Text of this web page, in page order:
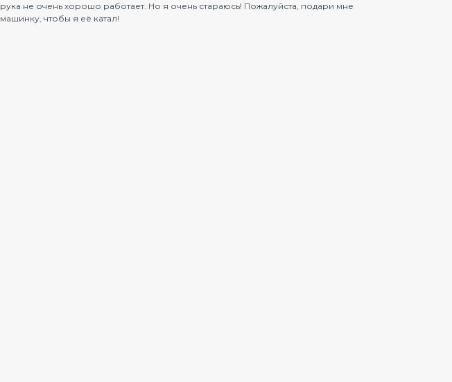
рука не очень хорошо работает. Но я очень стараюсь! Пожалуйста, подари мне
машинку, чтобы я её катал!